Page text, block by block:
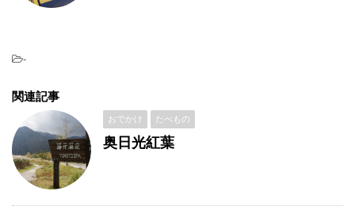
-
関連記事
おでかけ たべもの
奥日光紅葉